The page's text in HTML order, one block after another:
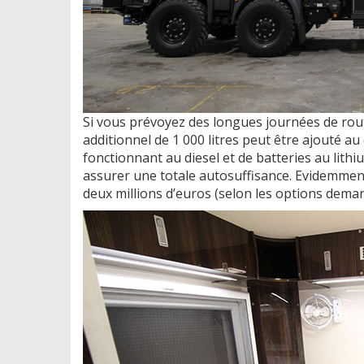
Si vous prévoyez des longues journées de
additionnel de 1 000 litres peut être ajouté
fonctionnant au diesel et de batteries au
assurer une totale autosuffisance.
deux millions d’euros (selon les options